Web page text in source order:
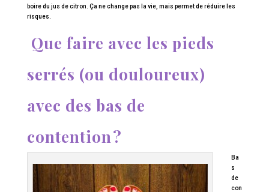
boire du jus de citron. Ça ne change pas la vie, mais permet de réduire les
risques.
Que faire avec les pieds
serrés (ou douloureux)
avec des bas de
contention ?
Ba
s
de
con